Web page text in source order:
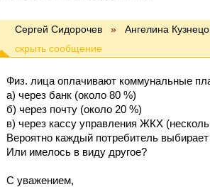
Сергей Сидорочев » Ангелина
Физ. лица оплачивают коммунальные
а) через банк (около 80 %)
б) через почту (около 20 %)
в) через кассу управления ЖКХ
Вероятно каждый потребитель
Или имелось в виду другое?
С уважением,